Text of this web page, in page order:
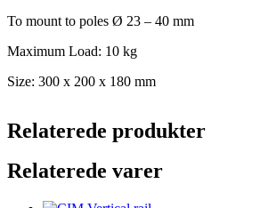
To mount to poles Ø 23 – 40 mm
Maximum Load: 10 kg
Size: 300 x 200 x 180 mm
Relaterede produkter
Relaterede varer